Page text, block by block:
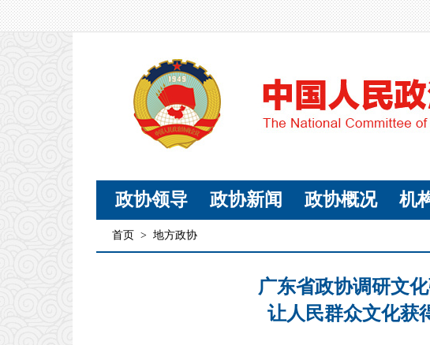
政协领导 政协新闻 政协概况 机
首页 > 地方政协
广东省政协调研文
让人民群众文化获